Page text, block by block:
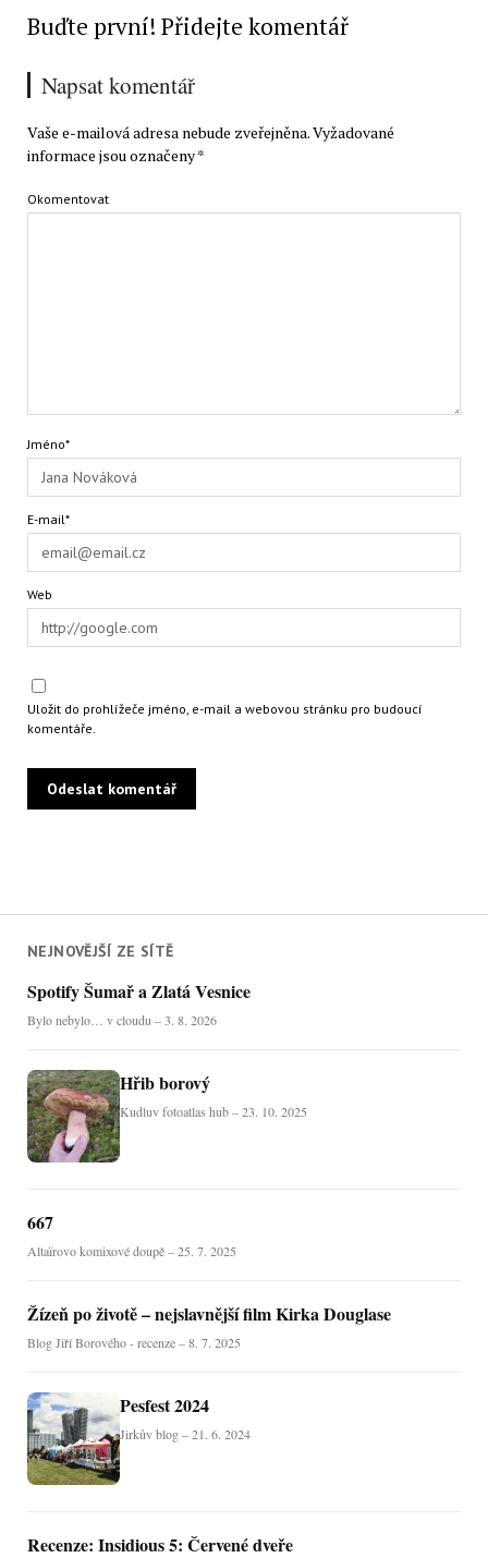
NEJNOVĚJŠÍ ZE SÍTĚ
Spotify Šumař a Zlatá Vesnice
Bylo nebylo… v cloudu – 3. 8. 2026
Hřib borový
Kudluv fotoatlas hub – 23. 10. 2025
667
Altaïrovo komixové doupě – 25. 7. 2025
Žízeň po životě – nejslavnější film Kirka Douglase
Blog Jiří Borového - recenze – 8. 7. 2025
Pesfest 2024
Jirkův blog – 21. 6. 2024
Recenze: Insidious 5: Červené dveře
Buďte první! Přidejte komentář
Napsat komentář
Vaše e-mailová adresa nebude zveřejněna.Vyžadované
informace jsou označeny*
Okomentovat
Jméno*
E-mail*
Web
Uložit do prohlížeče jméno, e-mail a webovou stránku pro budoucí
komentáře.